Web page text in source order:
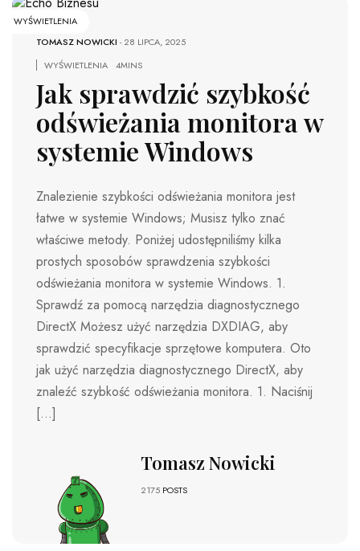
WYŚWIETLENIA
TOMASZ NOWICKI -28 LIPCA, 2025
WYŚWIETLENIA
4MINS
Jak sprawdzić szybkość
odświeżania monitora w
systemie Windows
Znalezienie szybkości odświeżania monitora jest
łatwe w systemie Windows; Musisz tylko znać
właściwe metody. Poniżej udostępniliśmy kilka
prostych sposobów sprawdzenia szybkości
odświeżania monitora w systemie Windows. 1.
Sprawdź za pomocą narzędzia diagnostycznego
DirectX Możesz użyć narzędzia DXDIAG, aby
sprawdzić specyfikacje sprzętowe komputera. Oto
jak użyć narzędzia diagnostycznego DirectX, aby
znaleźć szybkość odświeżania monitora. 1. Naciśnij
[…]
Tomasz Nowicki
2175 POSTS